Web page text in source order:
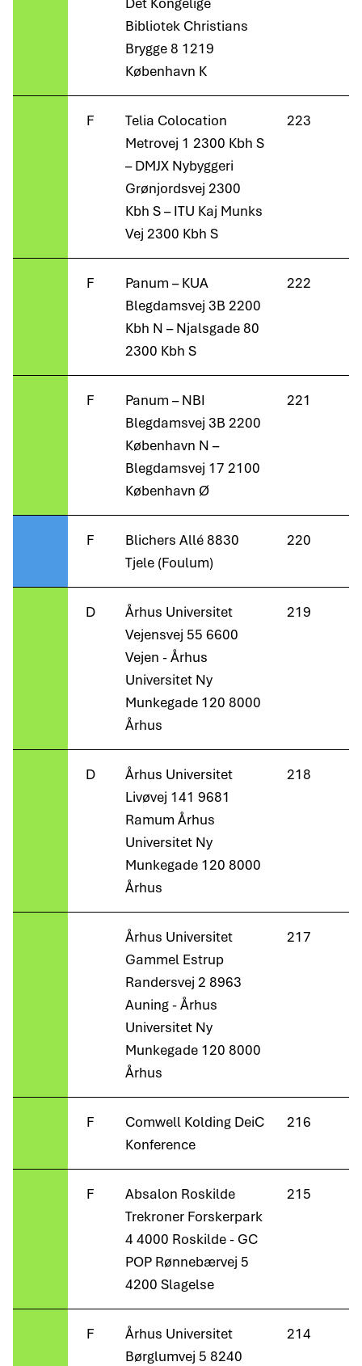
Bibliotek Christians
Brygge 8 1219
København K
F
Telia Colocation
Metrovej 1 2300 Kbh S
– DMJX Nybyggeri
Grønjordsvej 2300
Kbh S – ITU Kaj Munks
Vej 2300 Kbh S
223
F
Panum – KUA
Blegdamsvej 3B 2200
Kbh N – Njalsgade 80
2300 Kbh S
222
F
Panum – NBI
Blegdamsvej 3B 2200
København N –
Blegdamsvej 17 2100
København Ø
221
F
Blichers Allé 8830
Tjele (Foulum)
220
D
Århus Universitet
Vejensvej 55 6600
Vejen - Århus
Universitet Ny
Munkegade 120 8000
Århus
219
D
Århus Universitet
Livøvej 141 9681
Ramum Århus
Universitet Ny
Munkegade 120 8000
Århus
218
Århus Universitet
Gammel Estrup
Randersvej 2 8963
Auning - Århus
Universitet Ny
Munkegade 120 8000
Århus
217
F
Comwell Kolding DeiC
Konference
216
F
Absalon Roskilde
Trekroner Forskerpark
4 4000 Roskilde - GC
POP Rønnebærvej 5
4200 Slagelse
215
F
Århus Universitet
Børglumvej 5 8240
214